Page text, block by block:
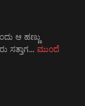
ಆ ಹಣ್ಣು
ಸತ್ತಾಗ… ಮುಂದೆ